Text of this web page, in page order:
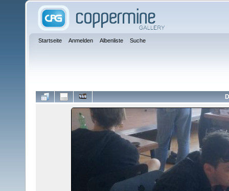
Startseite Anmelden Albenliste Suche